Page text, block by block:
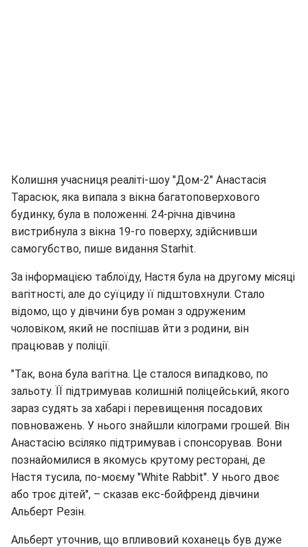
Колишня учасниця реаліті-шоу "Дом-2" Анастасія
Тарасюк, яка випала з вікна багатоповерхового
будинку, була в положенні. 24-річна дівчина
вистрибнула з вікна 19-го поверху, здійснивши
самогубство, пише видання Starhit.
За інформацією таблоїду, Настя була на другому місяці
вагітності, але до суїциду її підштовхнули. Стало
відомо, що у дівчини був роман з одруженим
чоловіком, який не поспішав йти з родини, він
працював у поліції.
"Так, вона була вагітна. Це сталося випадково, по
зальоту. ЇЇ підтримував колишній поліцейський, якого
зараз судять за хабарі і перевищення посадових
повноважень. У нього знайшли кілограми грошей. Він
Анастасію всіляко підтримував і спонсорував. Вони
познайомилися в якомусь крутому ресторані, де
Настя тусила, по-моєму "White Rabbit". У нього двоє
або троє дітей", – сказав екс-бойфренд дівчини
Альберт Резін.
Альберт уточнив, що впливовий коханець був дуже